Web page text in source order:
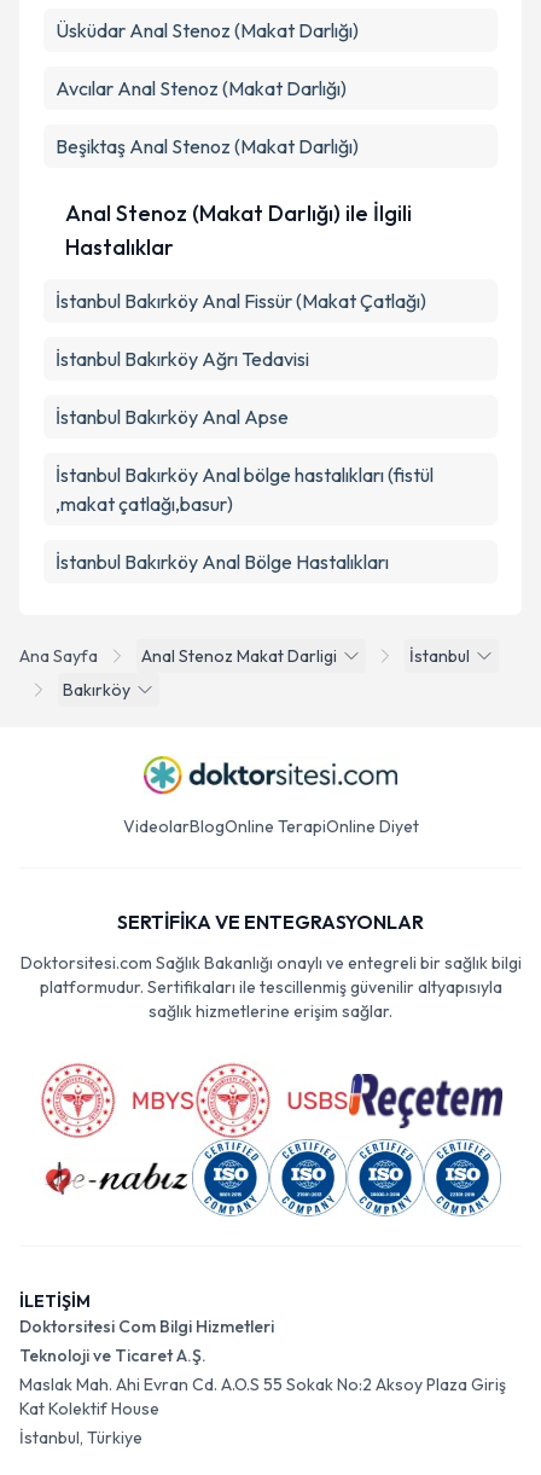
Ana Sayfa Anal Stenoz Makat Darligi
İstanbul
Bakırköy
Üsküdar Anal Stenoz (Makat Darlığı)
Avcılar Anal Stenoz (Makat Darlığı)
Beşiktaş Anal Stenoz (Makat Darlığı)
Anal Stenoz (Makat Darlığı) ile İlgili
Hastalıklar
İstanbul Bakırköy Anal Fissür (Makat Çatlağı)
İstanbul Bakırköy Ağrı Tedavisi
İstanbul Bakırköy Anal Apse
İstanbul Bakırköy Anal bölge hastalıkları (fistül
,makat çatlağı,basur)
İstanbul Bakırköy Anal Bölge Hastalıkları
VideolarBlogOnline TerapiOnline Diyet
SERTİFİKA VE ENTEGRASYONLAR
Doktorsitesi.com Sağlık Bakanlığı onaylı ve entegreli bir sağlık bilgi
platformudur. Sertifikaları ile tescillenmiş güvenilir altyapısıyla
sağlık hizmetlerine erişim sağlar.
İLETİŞİM
Doktorsitesi Com Bilgi Hizmetleri
Teknoloji ve Ticaret A.Ş.
Maslak Mah. Ahi Evran Cd. A.O.S 55 Sokak No:2 Aksoy Plaza Giriş
Kat Kolektif House
İstanbul, Türkiye